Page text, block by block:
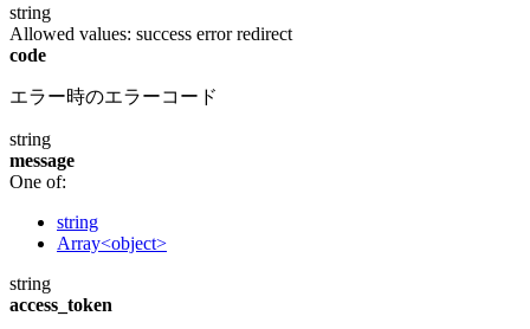
string
Allowed values: success errorredirect
code
エラー時のエラーコード
string
message
One of:
string
Array<object>
string
access_token